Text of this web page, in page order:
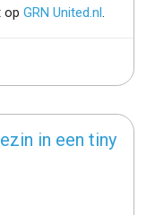
op GRN United.nl
in een tiny